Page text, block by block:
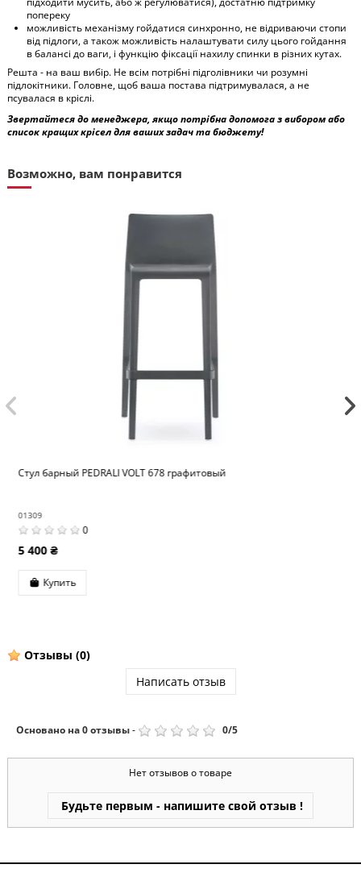
попереку
можливість механізму гойдатися синхронно, не відриваючи стопи
від підлоги, а також можливість налаштувати силу цього гойдання
в балансі до ваги, і функцію фіксації нахилу спинки в різних кутах.
Решта - на ваш вибір. Не всім потрібні підголівники чи розумні
підлокітники. Головне, щоб ваша постава підтримувалася, а не
псувалася в кріслі.
Звертайтеся до менеджера, якщо потрібна допомога з вибором або
список кращих крісел для ваших задач та бюджету!
Возможно, вам понравится
Стул барный PEDRALI ARKI-STOOL ARKW6
Отзывы (0)
Написать отзыв
Основано на0отзывы- 0/5
Нет отзывов о товаре
Будьте первым - напишите свой отзыв !